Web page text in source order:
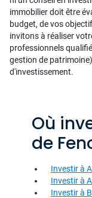
immobilier doit être
budget, de vos
invitons à réaliser
professionnels
gestion de
d'investissement.
Où
de
Investir à
Investir à
Investir à